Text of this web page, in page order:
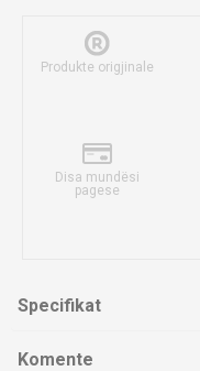
Produkte origjinale
Disa mundësi
pagese
Specifikat
Komente